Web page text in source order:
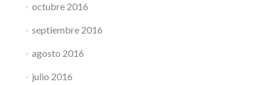
octubre 2016
septiembre 2016
agosto 2016
julio 2016